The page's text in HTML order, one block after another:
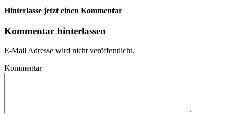
Hinterlasse jetzt einen Kommentar
Kommentar hinterlassen
E-Mail Adresse wird nicht veröffentlicht.
Kommentar